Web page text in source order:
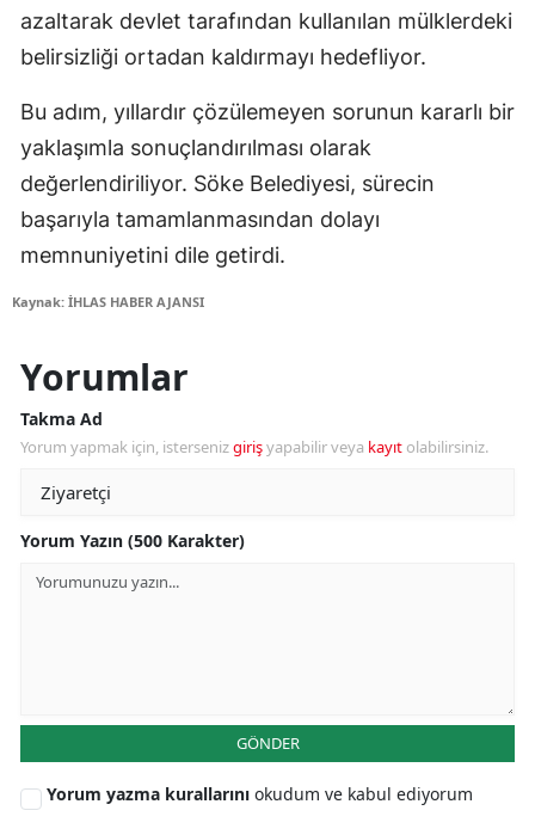
azaltarak devlet tarafından kullanılan mülklerdeki
belirsizliği ortadan kaldırmayı hedefliyor.
Bu adım, yıllardır çözülemeyen sorunun kararlı bir
yaklaşımla sonuçlandırılması olarak
değerlendiriliyor. Söke Belediyesi, sürecin
başarıyla tamamlanmasından dolayı
memnuniyetini dile getirdi.
Kaynak: İHLAS HABER AJANSI
Yorumlar
Takma Ad
Yorum yapmak için, istersenizgirişyapabilir veya kayıt olabilirsiniz.
Yorum Yazın (500 Karakter)
GÖNDER
Yorum yazma kurallarını okudum ve kabul ediyorum